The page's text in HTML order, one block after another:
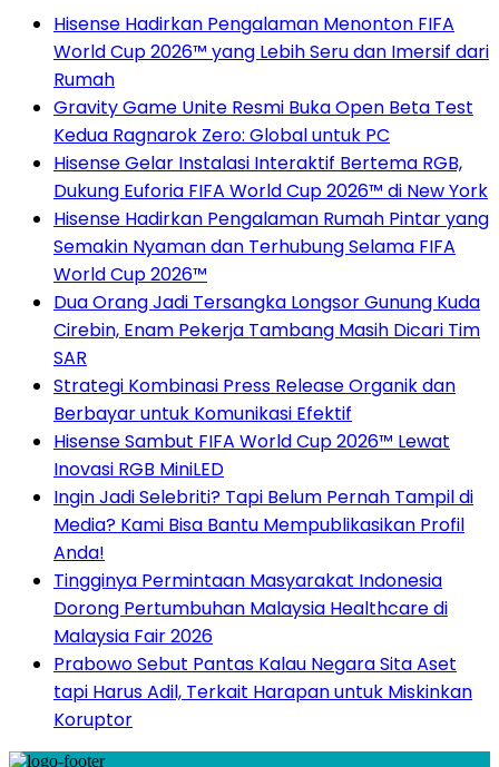
Hisense Hadirkan Pengalaman Menonton FIFA
World Cup 2026™ yang Lebih Seru dan Imersif dari
Rumah
Gravity Game Unite Resmi Buka Open Beta Test
Kedua Ragnarok Zero: Global untuk PC
Hisense Gelar Instalasi Interaktif Bertema RGB,
Dukung Euforia FIFA World Cup 2026™ di New York
Hisense Hadirkan Pengalaman Rumah Pintar yang
Semakin Nyaman dan Terhubung Selama FIFA
World Cup 2026™
Dua Orang Jadi Tersangka Longsor Gunung Kuda
Cirebin, Enam Pekerja Tambang Masih Dicari Tim
SAR
Strategi Kombinasi Press Release Organik dan
Berbayar untuk Komunikasi Efektif
Hisense Sambut FIFA World Cup 2026™ Lewat
Inovasi RGB MiniLED
Ingin Jadi Selebriti? Tapi Belum Pernah Tampil di
Media? Kami Bisa Bantu Mempublikasikan Profil
Anda!
Tingginya Permintaan Masyarakat Indonesia
Dorong Pertumbuhan Malaysia Healthcare di
Malaysia Fair 2026
Prabowo Sebut Pantas Kalau Negara Sita Aset
tapi Harus Adil, Terkait Harapan untuk Miskinkan
Koruptor